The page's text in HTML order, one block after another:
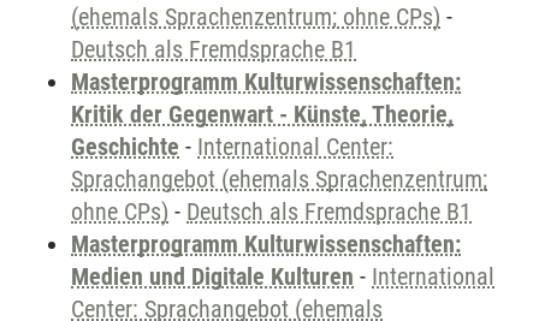
(ehemals Sprachenzentrum; ohne CPs) -
Deutsch als Fremdsprache B1
Masterprogramm Kulturwissenschaften:
Kritik der Gegenwart - Künste, Theorie,
Geschichte - International Center:
Sprachangebot (ehemals Sprachenzentrum;
ohne CPs) - Deutsch als Fremdsprache B1
Masterprogramm Kulturwissenschaften:
Medien und Digitale Kulturen - International
Center: Sprachangebot (ehemals